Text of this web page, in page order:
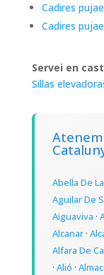
Cadires
Cadires
Servei en
Sillas
Abella De
Aguilar De
Aiguaviva ·
Alcanar·
Alfara De
· Alió ·